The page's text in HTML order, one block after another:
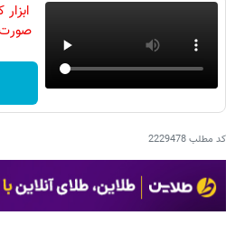
صورت
کد مطلب2229478